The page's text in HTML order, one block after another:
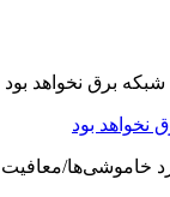
نخواهد بود